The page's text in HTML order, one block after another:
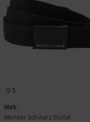
5
Web
Männer Schwarz Gürtel